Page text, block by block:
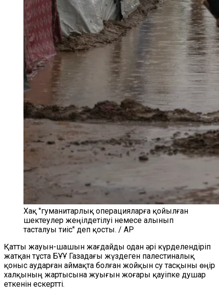
Хақ "гуманитарлық операцияларға қойылған
шектеулер жеңілдетілуі немесе алынып
тасталуы тиіс" деп қосты. / AP
Қатты жауын-шашын жағдайды одан әрі күрделендіріп
жатқан тұста БҰҰ Газадағы жүздеген палестиналық
қоныс аударған аймақта болған жойқын су тасқыны өңір
халқының жартысына жуығын жоғары қауіпке душар
еткенін ескертті.